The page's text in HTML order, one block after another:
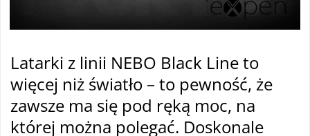
Latarki z linii NEBO Black Line to
więcej niż światło – to pewność, że
zawsze ma się pod ręką moc, na
której można polegać. Doskonale